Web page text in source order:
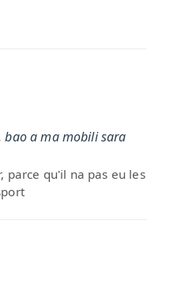
bao a ma mobili sara
parce qu'il na pas eu les